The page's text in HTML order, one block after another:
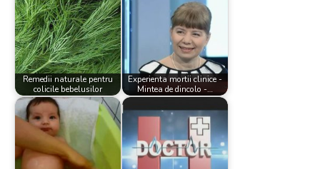
Remedii naturale pentru
colicile bebelusilor
Experienta mortii clinice -
Mintea de dincolo -…